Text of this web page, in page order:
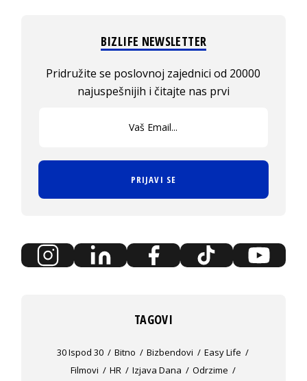
BIZLIFE NEWSLETTER
Pridružite se poslovnoj zajednici od 20000
najuspešnijih i čitajte nas prvi
PRIJAVI SE
TAGOVI
30 Ispod 30 Bitno Bizbendovi
Easy Life
Filmovi
HR Izjava Dana
Odrzime